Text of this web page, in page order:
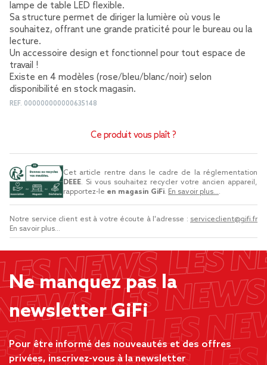
lampe de table LED flexible.
Sa structure permet de diriger la lumière où vous le
souhaitez, offrant une grande praticité pour le bureau ou la
lecture.
Un accessoire design et fonctionnel pour tout espace de
travail !
Existe en 4 modèles (rose/bleu/blanc/noir) selon
disponibilité en stock magasin.
REF. 000000000000635148
Ce produit vous plaît ?
Cet article rentre dans le cadre de la réglementation
DEEE. Si vous souhaitez recycler votre ancien appareil,
rapportez-le en magasin GiFi. En savoir plus....
Notre service client est à votre écoute à l'adresse : serviceclient@gifi.fr
En savoir plus...
Ne manquez pas la
newsletter GiFi
Pour être informé des nouveautés et des offres
privées, inscrivez-vous à la newsletter